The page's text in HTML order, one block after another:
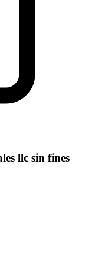
llc sin fines